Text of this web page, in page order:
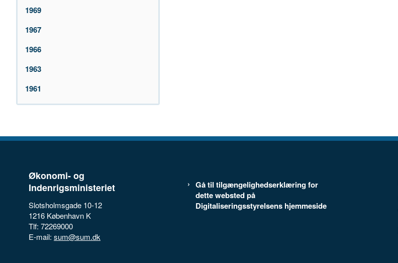
1969
1967
1966
1963
1961
Økonomi- og
Indenrigsministeriet
Slotsholmsgade 10-12
1216 København K
Tlf: 72269000
E-mail: sum@sum.dk
Gå til tilgængelighedserklæring for
dette websted på
Digitaliseringsstyrelsens hjemmeside